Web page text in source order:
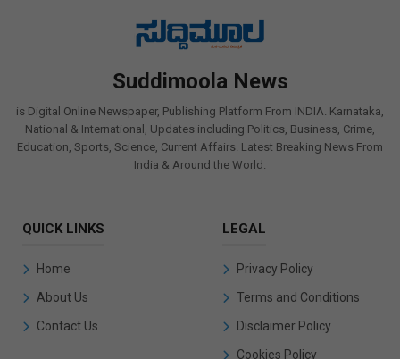
Suddimoola News
is Digital Online Newspaper, Publishing Platform From INDIA. Karnataka,
National & International, Updates including Politics, Business, Crime,
Education, Sports, Science, Current Affairs. Latest Breaking News From
India & Around the World.
QUICK LINKS
Home
About Us
Contact Us
LEGAL
Privacy Policy
Terms and Conditions
Disclaimer Policy
Cookies Policy